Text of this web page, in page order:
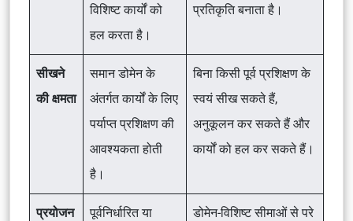
विशिष्ट कार्यों को
हल करता है।
प्रतिकृति बनाता है।
सीखने
की क्षमता
समान डोमेन के
अंतर्गत कार्यों के लिए
पर्याप्त प्रशिक्षण की
आवश्यकता होती
है।
बिना किसी पूर्व प्रशिक्षण के
स्वयं सीख सकते हैं,
अनुकूलन कर सकते हैं और
कार्यों को हल कर सकते हैं।
प्रयोजन
पूर्वनिर्धारित या
डोमेन-विशिष्ट सीमाओं से परे